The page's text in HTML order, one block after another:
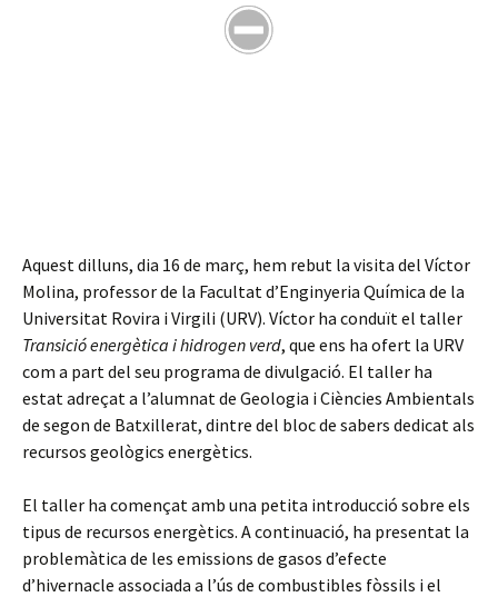
Aquest dilluns, dia 16 de març, hem rebut la visita del Víctor
Molina, professor de la Facultat d’Enginyeria Química de la
Universitat Rovira i Virgili (URV). Víctor ha conduït el taller
Transició energètica i hidrogen verd, que ens ha ofert la URV
com a part del seu programa de divulgació. El taller ha
estat adreçat a l’alumnat de Geologia i Ciències Ambientals
de segon de Batxillerat, dintre del bloc de sabers dedicat als
recursos geològics energètics.
El taller ha començat amb una petita introducció sobre els
tipus de recursos energètics. A continuació, ha presentat la
problemàtica de les emissions de gasos d’efecte
d’hivernacle associada a l’ús de combustibles fòssils i el